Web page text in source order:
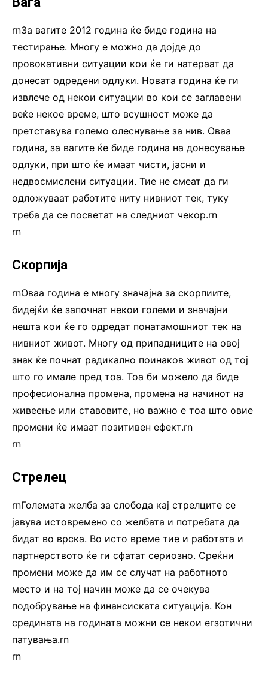
rnЗа вагите 2012 година ќе биде година на
тестирање. Многу е можно да дојде до
провокативни ситуации кои ќе ги натераат да
донесат одредени одлуки. Новата година ќе ги
извлече од некои ситуации во кои се заглавени
веќе некое време, што всушност може да
претставува големо олеснување за нив. Оваа
година, за вагите ќе биде година на донесување
одлуки, при што ќе имаат чисти, јасни и
недвосмислени ситуации. Тие не смеат да ги
одложуваат работите ниту нивниот тек, туку
треба да се посветат на следниот чекор.rn
rn
Скорпија
rnОваа година е многу значајна за скорпиите,
бидејќи ќе започнат некои големи и значајни
нешта кои ќе го одредат понатамошниот тек на
нивниот живот. Многу од припадниците на овој
знак ќе почнат радикално поинаков живот од тој
што го имале пред тоа. Тоа би можело да биде
професионална промена, промена на начинот на
живеење или ставовите, но важно е тоа што овие
промени ќе имаат позитивен ефект.rn
rn
Стрелец
rnГолемата желба за слобода кај стрелците се
јавува истовремено со желбата и потребата да
бидат во врска. Во исто време тие и работата и
партнерството ќе ги сфатат сериозно. Среќни
промени може да им се случат на работното
место и на тој начин може да се очекува
подобрување на финансиската ситуација. Кон
средината на годината можни се некои егзотични
патувања.rn
rn